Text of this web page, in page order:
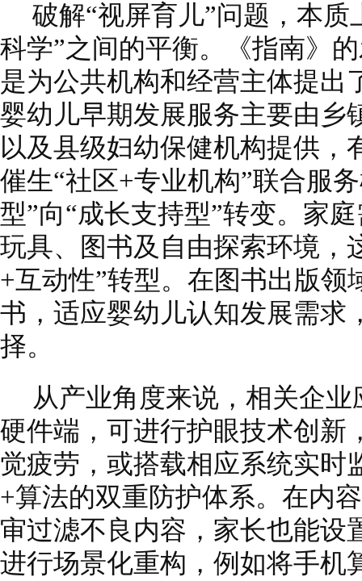
破解“视屏育儿”问题，本质
科学”之间的平衡。《指南》
是为公共机构和经营主体提出
婴幼儿早期发展服务主要由乡
以及县级妇幼保健机构提供
催生“社区+专业机构”联合服
型”向“成长支持型”转变。家
玩具、图书及自由探索环境，
+互动性”转型。在图书出版
书，适应婴幼儿认知发展需求
择。
从产业角度来说，相关企
硬件端，可进行护眼技术创新
觉疲劳，或搭载相应系统实时
+算法的双重防护体系。在内
审过滤不良内容，家长也能设
进行场景化重构，例如将手机